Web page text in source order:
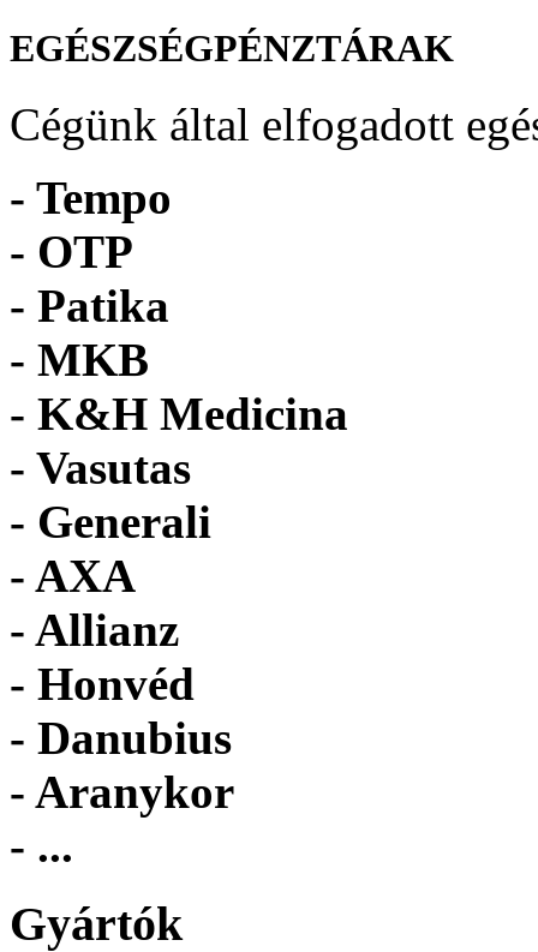
EGÉSZSÉGPÉNZTÁRAK
Cégünk által elfogadott
- Tempo
- OTP
- Patika
- MKB
- K&H Medicina
- Vasutas
- Generali
- AXA
- Allianz
- Honvéd
- Danubius
- Aranykor
- ...
Gyártók